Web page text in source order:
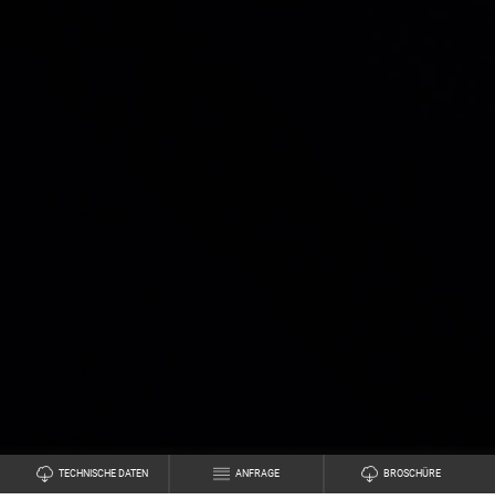
TECHNISCHE DATEN ANFRAGE BROSCHÜRE